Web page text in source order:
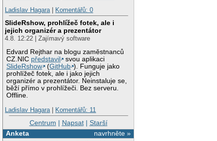
Ladislav Hagara| Komentářů: 0
SlideRshow, prohlížeč fotek, ale i
jejich organizér a prezentátor
4.8. 12:22 | Zajímavý software
Edvard Rejthar na blogu zaměstnanců
CZ.NIC představil
svou aplikaci
SlideRshow
(GitHub ). Funguje jako
prohlížeč fotek, ale i jako jejich
organizér a prezentátor. Neinstaluje se,
běží přímo v prohlížeči. Bez serveru.
Offline.
Ladislav Hagara| Komentářů: 11
Centrum | Napsat| Starší
navrhněte »
Anketa